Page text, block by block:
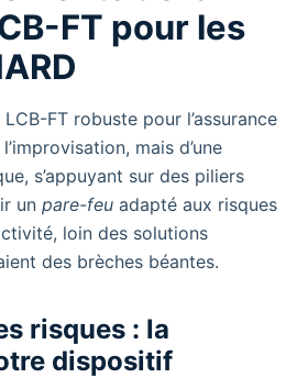
FT pour les
FT robuste pour l’assurance
mais d’une
s’appuyant sur des piliers
un pare-feu adapté aux risques
loin des solutions
des brèches béantes.
risques : la
dispositif